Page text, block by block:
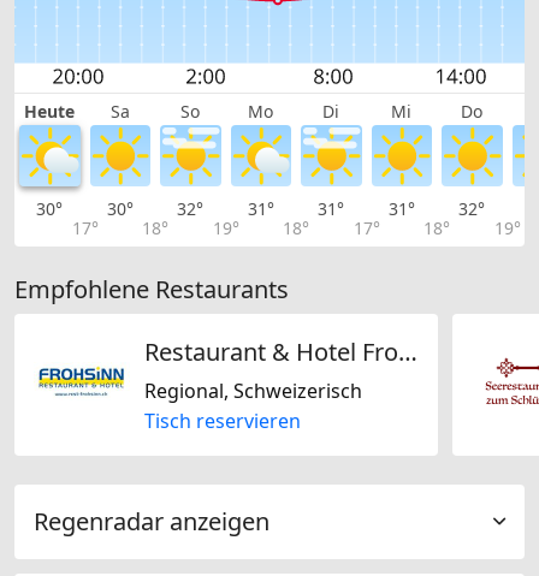
Heute Sa So Mo Di Mi Do
30°
17°
30°
18°
32°
19°
31°
18°
31°
17°
31°
18°
32°
19°
Empfohlene Restaurants
Restaurant & Hotel Frohsinn AG
Regional, Schweizerisch
Tisch reservieren
Regenradar anzeigen